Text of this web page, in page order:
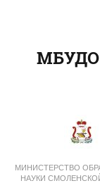
МИНИСТЕРСТВО
НАУКИ